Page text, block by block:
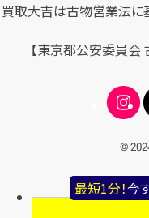
最短1分！今
買取大吉は古物営業法に
【東京都公安委員
©